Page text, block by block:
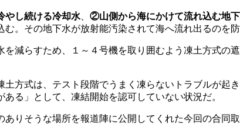
やし続ける冷却水 ②山側から海にかけて流れ込む地
。その地下水が放射能汚染されて海へ流れ出るのを
を減らすため、１～４号機を取り囲むよう凍土方式
土方式は、テスト段階でうまく凍らないトラブルが
る」として、凍結開始を認可していない状況だ。
ありそうな場所を報道陣に公開してくれた今回の合